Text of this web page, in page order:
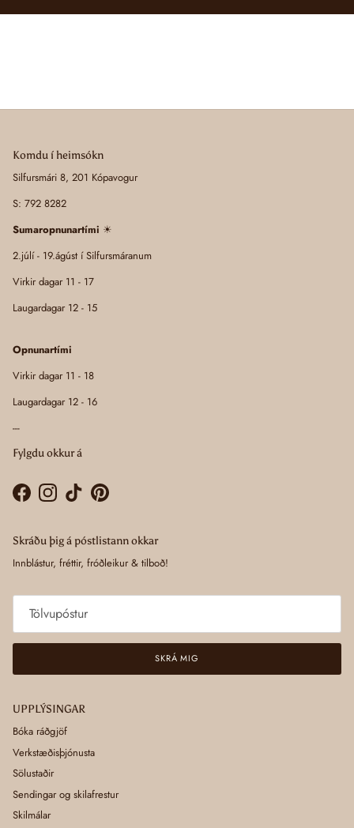
Komdu í heimsókn
Silfursmári 8, 201 Kópavogur
S: 792 8282
Sumaropnunartími ☀
2.júlí - 19.ágúst í Silfursmáranum
Virkir dagar 11 - 17
Laugardagar 12 - 15
Opnunartími
Virkir dagar 11 - 18
Laugardagar 12 - 16
---
Fylgdu okkur á
FacebookInstagramTikTokPinterest
Skráðu þig á póstlistann okkar
Innblástur, fréttir, fróðleikur & tilboð!
SKRÁ MIG
UPPLÝSINGAR
Bóka ráðgjöf
Verkstæðisþjónusta
Sölustaðir
Sendingar og skilafrestur
Skilmálar